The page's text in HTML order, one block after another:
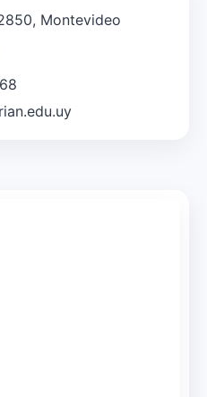
Montevideo